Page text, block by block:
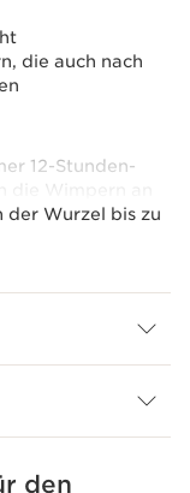
die auch nach
12-Stunden-
die Wimpern an
Wurzel bis zu
Die an satten
lässt sich im
zu maximieren,
den